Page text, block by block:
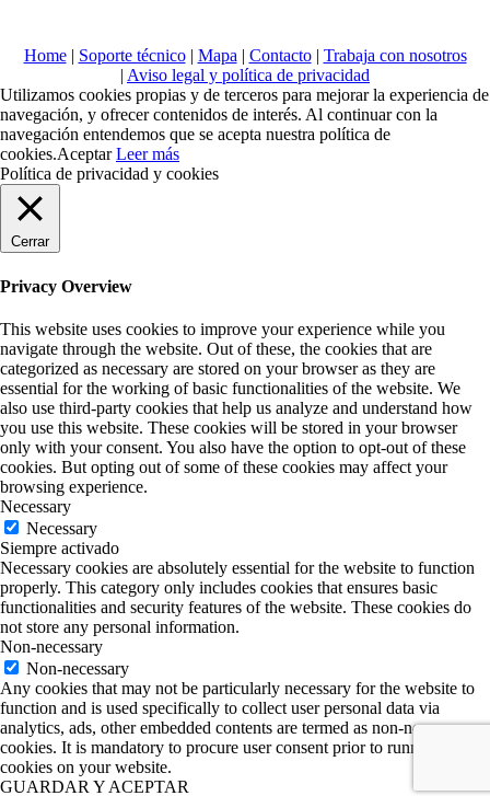
Home| Soporte técnico| Mapa | Contacto| Trabaja con nosotros
| Aviso legal y política de privacidad
Utilizamos cookies propias y de terceros para mejorar la experiencia de
navegación, y ofrecer contenidos de interés. Al continuar con la
navegación entendemos que se acepta nuestra política de
cookies.Aceptar Leer más
Política de privacidad y cookies
Cerrar
Privacy Overview
This website uses cookies to improve your experience while you
navigate through the website. Out of these, the cookies that are
categorized as necessary are stored on your browser as they are
essential for the working of basic functionalities of the website. We
also use third-party cookies that help us analyze and understand how
you use this website. These cookies will be stored in your browser
only with your consent. You also have the option to opt-out of these
cookies. But opting out of some of these cookies may affect your
browsing experience.
Necessary
Necessary
Siempre activado
Necessary cookies are absolutely essential for the website to function
properly. This category only includes cookies that ensures basic
functionalities and security features of the website. These cookies do
not store any personal information.
Non-necessary
Non-necessary
Any cookies that may not be particularly necessary for the website to
function and is used specifically to collect user personal data via
analytics, ads, other embedded contents are termed as non-necessary
cookies. It is mandatory to procure user consent prior to running these
cookies on your website.
GUARDAR Y ACEPTAR